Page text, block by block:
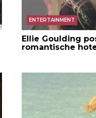
ENTERTAINMENT
Ellie Goulding
romantische